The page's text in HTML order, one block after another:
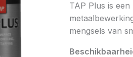
TAP Plus is
mengsels van
compound
aantal